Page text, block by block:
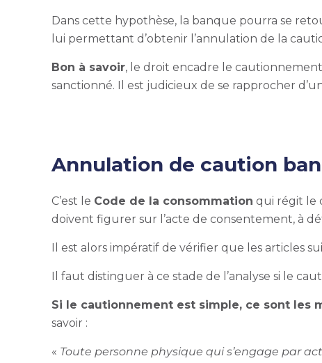
Dans cette hypothèse, la banque pourra se
lui permettant d’obtenir l’annulation de la
Bon à savoir, le droit encadre le
sanctionné. Il est judicieux de se rapprocher
Annulation de caution
C’est le Code de la consommation qui régit le
doivent figurer sur l’acte de consentement, à
Il est alors impératif de vérifier que les articles
Il faut distinguer à ce stade de l’analyse si le
Si le cautionnement est simple, ce sont les
savoir :
« Toute personne physique qui s’engage par